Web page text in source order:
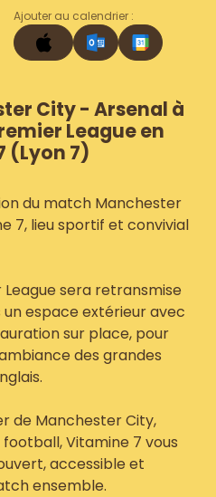
Ajouter au calendrier :
City - Arsenal à
League en
(Lyon 7)
du match Manchester
7, lieu sportif et convivial
sera retransmise
espace extérieur avec
sur place, pour
des grandes
de Manchester City,
Vitamine 7 vous
accessible et
ensemble.